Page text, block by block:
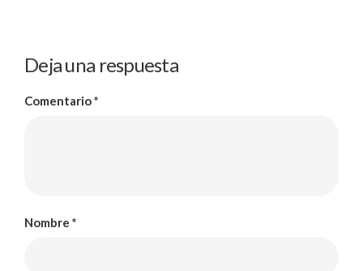
Deja una respuesta
Comentario*
Nombre *